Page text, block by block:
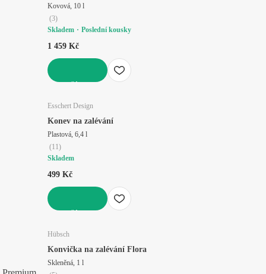
Kovová, 10 l
(3)
Skladem
Poslední kousky
1 459 Kč
Esschert Design
Konev na zalévání
Plastová, 6,4 l
(11)
Skladem
499 Kč
Hübsch
Konvička na zalévání Flora
Skleněná, 1 l